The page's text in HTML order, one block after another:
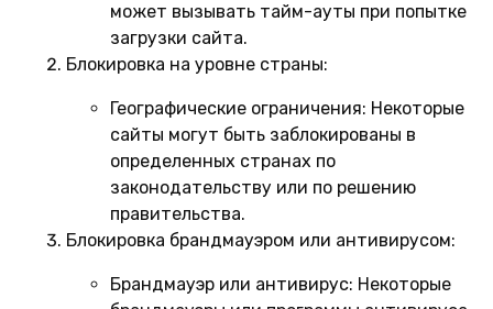
может вызывать тайм-ауты при попытке
загрузки сайта.
Блокировка на уровне страны:
Географические ограничения: Некоторые
сайты могут быть заблокированы в
определенных странах по
законодательству или по решению
правительства.
Блокировка брандмауэром или антивирусом:
Брандмауэр или антивирус: Некоторые